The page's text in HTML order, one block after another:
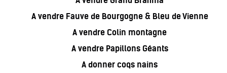
A vendre Fauve de Bourgogne & Bleu de Vienne
A vendre Colin montagne
A vendre Papillons Géants
A donner coqs nains